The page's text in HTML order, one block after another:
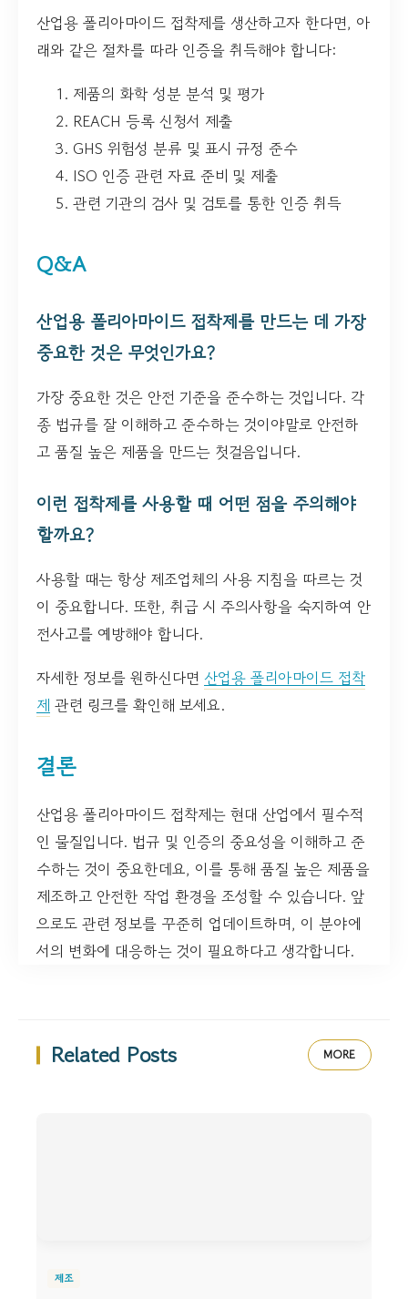
산업용 폴리아마이드 접착제를 생산하고자 한다면, 아
래와 같은 절차를 따라 인증을 취득해야 합니다:
제품의 화학 성분 분석 및 평가
REACH 등록 신청서 제출
GHS 위험성 분류 및 표시 규정 준수
ISO 인증 관련 자료 준비 및 제출
관련 기관의 검사 및 검토를 통한 인증 취득
Q&A
산업용 폴리아마이드 접착제를 만드는 데 가장
중요한 것은 무엇인가요?
가장 중요한 것은 안전 기준을 준수하는 것입니다. 각
종 법규를 잘 이해하고 준수하는 것이야말로 안전하
고 품질 높은 제품을 만드는 첫걸음입니다.
이런 접착제를 사용할 때 어떤 점을 주의해야
할까요?
사용할 때는 항상 제조업체의 사용 지침을 따르는 것
이 중요합니다. 또한, 취급 시 주의사항을 숙지하여 안
전사고를 예방해야 합니다.
자세한 정보를 원하신다면 산업용 폴리아마이드 접착
제 관련 링크를 확인해 보세요.
결론
산업용 폴리아마이드 접착제는 현대 산업에서 필수적
인 물질입니다. 법규 및 인증의 중요성을 이해하고 준
수하는 것이 중요한데요, 이를 통해 품질 높은 제품을
제조하고 안전한 작업 환경을 조성할 수 있습니다. 앞
으로도 관련 정보를 꾸준히 업데이트하며, 이 분야에
서의 변화에 대응하는 것이 필요하다고 생각합니다.
Related Posts MORE
제조